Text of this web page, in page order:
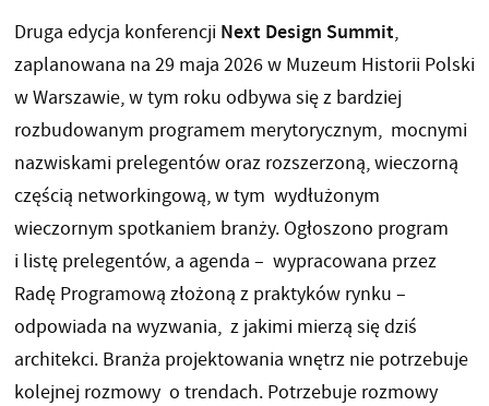
Druga edycja konferencji Next Design Summit,
zaplanowana na 29 maja 2026 w Muzeum Historii Polski
w Warszawie, w tym roku odbywa się z bardziej
rozbudowanym programem merytorycznym, mocnymi
nazwiskami prelegentów oraz rozszerzoną, wieczorną
częścią networkingową, w tym wydłużonym
wieczornym spotkaniem branży. Ogłoszono program
i listę prelegentów, a agenda – wypracowana przez
Radę Programową złożoną z praktyków rynku –
odpowiada na wyzwania, z jakimi mierzą się dziś
architekci. Branża projektowania wnętrz nie potrzebuje
kolejnej rozmowy o trendach. Potrzebuje rozmowy